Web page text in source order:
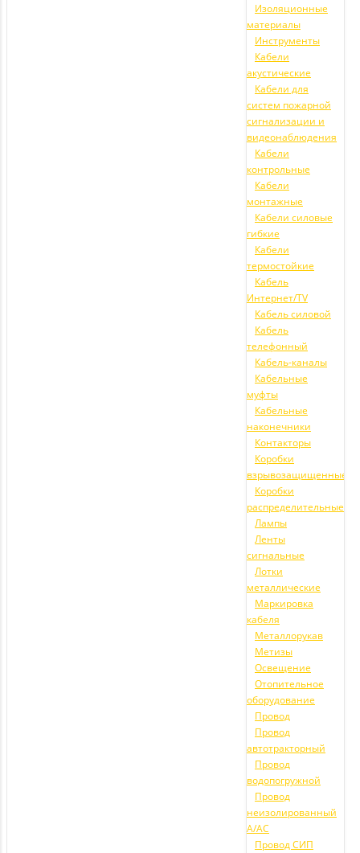
Изоляционные
материалы
Инструменты
Кабели
акустические
Кабели для
систем пожарной
сигнализации и
видеонаблюдения
Кабели
контрольные
Кабели
монтажные
Кабели силовые
гибкие
Кабели
термостойкие
Кабель
Интернет/TV
Кабель силовой
Кабель
телефонный
Кабель-каналы
Кабельные
муфты
Кабельные
наконечники
Контакторы
Коробки
взрывозащищенные
Коробки
распределительные
Лампы
Ленты
сигнальные
Лотки
металлические
Маркировка
кабеля
Металлорукав
Метизы
Освещение
Отопительное
оборудование
Провод
Провод
автотракторный
Провод
водопогружной
Провод
неизолированный
А/АС
Провод СИП